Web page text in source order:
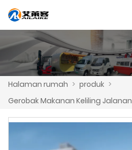
Halaman rumah > produk >
Gerobak Makanan Keliling Jalanan